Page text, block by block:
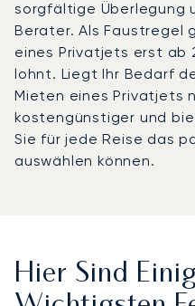
sorgfältige Überlegung
Berater. Als Faustregel
eines Privatjets erst ab
lohnt. Liegt Ihr Bedarf
Mieten eines Privatjets
kostengünstiger und
Sie für jede Reise das
auswählen können.
Hier Sind